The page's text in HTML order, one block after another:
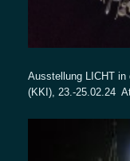
Ausstellung LICHT
(KKI), 23.-25.02.24